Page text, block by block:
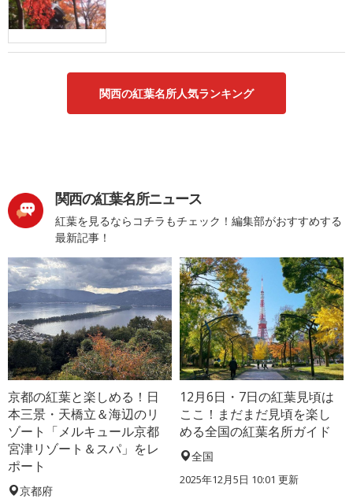
関西の紅葉名所人気ランキング
関西の紅葉名所ニュース
紅葉を見るならコチラもチェック！編集部がおすすめする
最新記事！
京都の紅葉と楽しめる！日
本三景・天橋立＆海辺のリ
ゾート「メルキュール京都
宮津リゾート＆スパ」をレ
ポート
京都府
12月6日・7日の紅葉見頃は
ここ！まだまだ見頃を楽し
める全国の紅葉名所ガイド
全国
2025年12月5日 10:01 更新